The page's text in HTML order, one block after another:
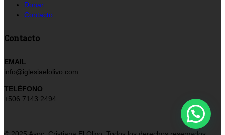
Donar
Contacto
Contacto
EMAIL
info@iglesiaelolivo.com
TELÉFONO
+506 7143 2494